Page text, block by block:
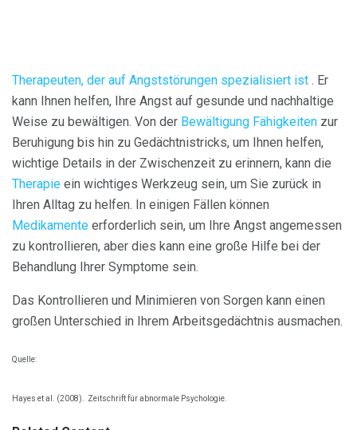
Therapeuten, der auf Angststörungen spezialisiert ist . Er
kann Ihnen helfen, Ihre Angst auf gesunde und nachhaltige
Weise zu bewältigen. Von der Bewältigung Fähigkeiten zur
Beruhigung bis hin zu Gedächtnistricks, um Ihnen helfen,
wichtige Details in der Zwischenzeit zu erinnern, kann die
Therapie ein wichtiges Werkzeug sein, um Sie zurück in
Ihren Alltag zu helfen. In einigen Fällen können
Medikamente erforderlich sein, um Ihre Angst angemessen
zu kontrollieren, aber dies kann eine große Hilfe bei der
Behandlung Ihrer Symptome sein.
Das Kontrollieren und Minimieren von Sorgen kann einen
großen Unterschied in Ihrem Arbeitsgedächtnis ausmachen.
Quelle:
Hayes et al. (2008). Zeitschrift für abnormale Psychologie.